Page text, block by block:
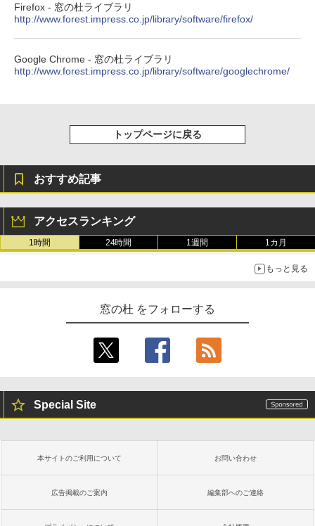
Firefox - 窓の杜ライブラリ
http://www.forest.impress.co.jp/library/software/firefox/
Google Chrome - 窓の杜ライブラリ
http://www.forest.impress.co.jp/library/software/googlechrome/
トップページに戻る
おすすめ記事
アクセスランキング
1時間 24時間 1週間 1カ月
もっと見る
窓の杜 をフォローする
Special Site
本サイトのご利用について お問い合わせ
広告掲載のご案内 編集部へのご連絡